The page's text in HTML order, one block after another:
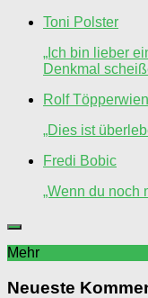
Toni Polster
„Ich bin lieber
Denkmal
Rolf Töpperwien
„Dies ist
Fredi Bobic
„Wenn du noch
Mehr
Neueste